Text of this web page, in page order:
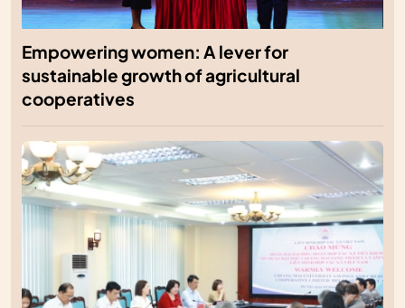
Empowering women: A lever for
sustainable growth of agricultural
cooperatives